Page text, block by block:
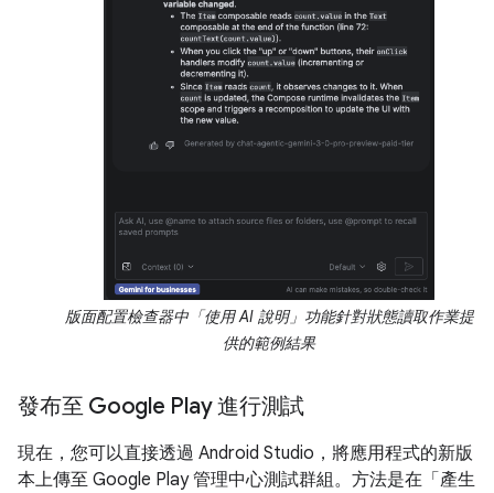
版面配置檢查器中「使用 AI 說明」功能針對狀態讀取作業提
供的範例結果
發布至 Google Play 進行測試
現在，您可以直接透過 Android Studio，將應用程式的新版
本上傳至 Google Play 管理中心測試群組。方法是在「產生